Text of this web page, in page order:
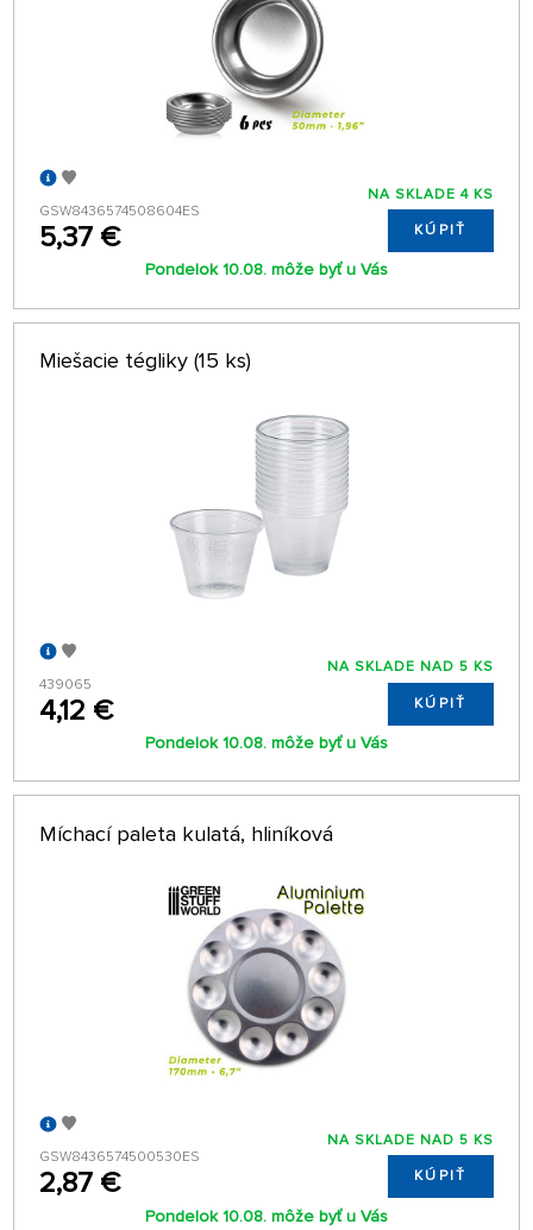
GSW8436574508604ES
5,37 €
NA SKLADE 4 KS
KÚPIŤ
Pondelok 10.08. môže byť u Vás
Miešacie tégliky (15 ks)
439065
4,12 €
NA SKLADE NAD 5 KS
KÚPIŤ
Pondelok 10.08. môže byť u Vás
Míchací paleta kulatá, hliníková
GSW8436574500530ES
2,87 €
NA SKLADE NAD 5 KS
KÚPIŤ
Pondelok 10.08. môže byť u Vás